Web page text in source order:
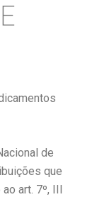
de
que
art. 7º, III